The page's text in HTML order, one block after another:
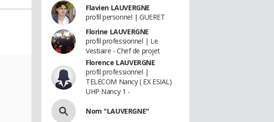
Flavien LAUVERGNE
profil personnel | GUERET
Florine LAUVERGNE
profil professionnel | Le
Vestiaire - Chef de projet
Florence LAUVERGNE
profil professionnel |
TELECOM Nancy ( EX ESIAL)
UHP Nancy 1 -
Nom "LAUVERGNE"